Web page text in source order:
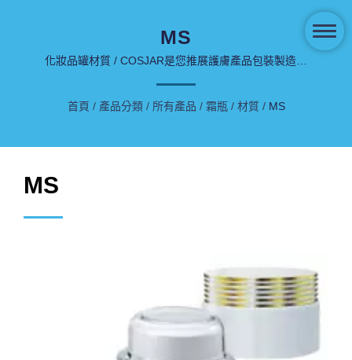
MS
化妝品罐材質 / COSJAR是您推展護膚產品包裝製造商
首頁 / 產品分類 / 所有產品 / 霜瓶 / 材質 / MS
MS